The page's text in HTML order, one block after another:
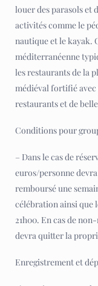
louer des parasols et
activités comme le
nautique et le kayak.
méditerranéenne
les restaurants de la
médiéval fortifié avec
restaurants et de
Conditions pour
– Dans le cas de
euros/personne devra
remboursé une
célébration ainsi que
21h00. En cas de
devra quitter la
Enregistrement et